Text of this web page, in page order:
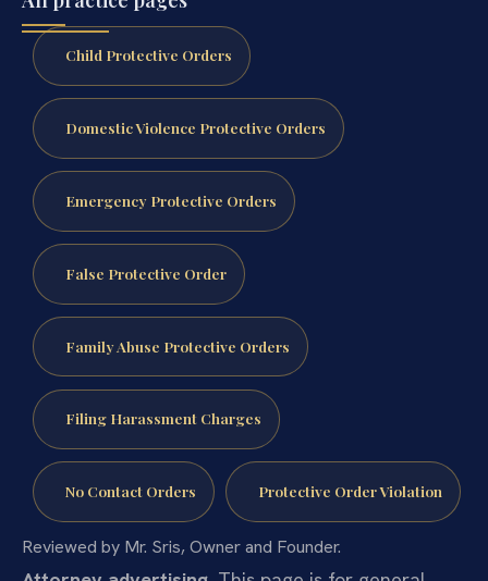
Child Protective Orders
Domestic Violence Protective Orders
Emergency Protective Orders
False Protective Order
Family Abuse Protective Orders
Filing Harassment Charges
No Contact Orders Protective Order Violation
Reviewed by Mr. Sris, Owner and Founder.